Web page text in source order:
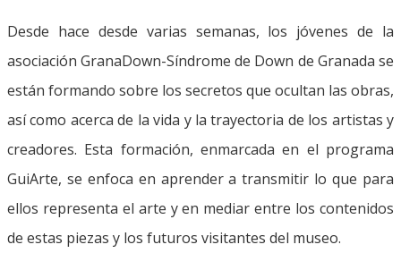
Desde hace desde varias semanas, los jóvenes de la
asociación GranaDown-Síndrome de Down de Granada se
están formando sobre los secretos que ocultan las obras,
así como acerca de la vida y la trayectoria de los artistas y
creadores. Esta formación, enmarcada en el programa
GuiArte, se enfoca en aprender a transmitir lo que para
ellos representa el arte y en mediar entre los contenidos
de estas piezas y los futuros visitantes del museo.